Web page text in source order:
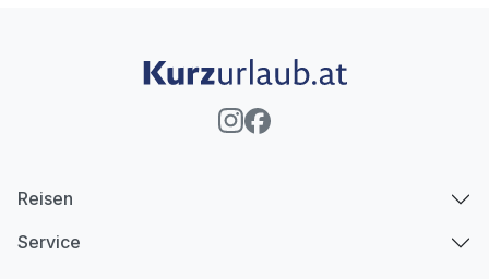
Reisen
Service